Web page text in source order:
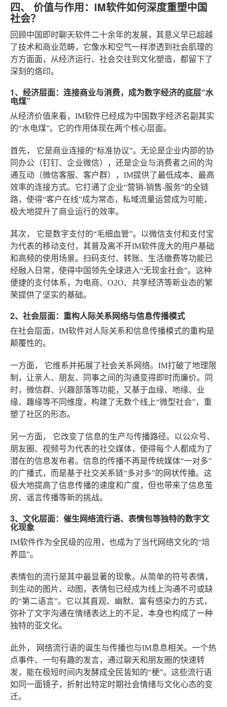
四、 价值与作用：IM软件如何深度重塑中国
社会？
回顾中国即时聊天软件二十余年的发展，其意义早已超越
了技术和商业范畴，它像水和空气一样渗透到社会肌理的
方方面面，从经济运行、社会交往到文化塑造，都留下了
深刻的烙印。
1、经济层面：连接商业与消费，成为数字经济的底层“水
电煤”
从经济价值来看，IM软件已经成为中国数字经济名副其实
的“水电煤”。它的作用体现在两个核心层面。
首先， 它是商业连接的“标准协议”。无论是企业内部的协
同办公（钉钉、企业微信），还是企业与消费者之间的沟
通互动（微信客服、客户群），IM提供了最低成本、最高
效率的连接方式。它打通了企业“营销-销售-服务”的全链
路，使得“客户在线”成为常态，私域流量运营成为可能，
极大地提升了商业运行的效率。
其次， 它是数字支付的“毛细血管”。以微信支付和支付宝
为代表的移动支付，其普及离不开IM软件庞大的用户基础
和高频的使用场景。扫码支付、转账、生活缴费等功能已
经融入日常，使得中国领先全球进入“无现金社会”。这种
便捷的支付体系，为电商、O2O、共享经济等新业态的繁
荣提供了坚实的基础。
2、社会层面：重构人际关系网络与信息传播模式
在社会层面，IM软件对人际关系和信息传播模式的重构是
颠覆性的。
一方面， 它维系并拓展了社会关系网络。IM打破了地理限
制，让亲人、朋友、同事之间的沟通变得即时而廉价。同
时，微信群、兴趣部落等功能，又基于血缘、地缘、业
缘、趣缘等不同维度，构建了无数个线上“微型社会”，重
塑了社区的形态。
另一方面， 它改变了信息的生产与传播路径。以公众号、
朋友圈、视频号为代表的社交媒体，使得每个人都成为了
潜在的信息发布者。信息的传播不再是传统媒体“一对多”
的广播式，而是基于社交关系链“多对多”的网状传播。这
极大地提高了信息传播的速度和广度，但也带来了信息茧
房、谣言传播等新的挑战。
3、文化层面：催生网络流行语、表情包等独特的数字文
化现象
IM软件作为全民级的应用，也成为了当代网络文化的“培
养皿”。
表情包的流行是其中最显著的现象。从简单的符号表情，
到生动的图片、动图，表情包已经成为线上沟通不可或缺
的“第二语言”。它以其直观、幽默、富有感染力的方式，
弥补了文字沟通在情绪表达上的不足，本身也构成了一种
独特的亚文化。
此外， 网络流行语的诞生与传播也与IM息息相关。一个热
点事件、一句有趣的发言，通过聊天和朋友圈的快速转
发，能在极短时间内发酵成全民皆知的“梗”。这些流行语
如同一面镜子，折射出特定时期社会情绪与文化心态的变
迁。